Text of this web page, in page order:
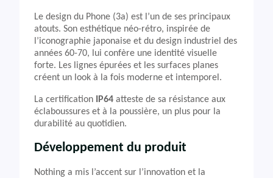
Le design du Phone (3a) est l’un de ses principaux
atouts. Son esthétique néo-rétro, inspirée de
l’iconographie japonaise et du design industriel des
années 60-70, lui confère une identité visuelle
forte. Les lignes épurées et les surfaces planes
créent un look à la fois moderne et intemporel.
La certification IP64 atteste de sa résistance aux
éclaboussures et à la poussière, un plus pour la
durabilité au quotidien.
Développement du produit
Nothing a mis l’accent sur l’innovation et la